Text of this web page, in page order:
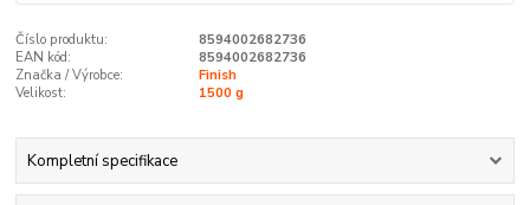
Číslo produktu:
8594002682736
EAN kód:
8594002682736
Značka / Výrobce:
Finish
Velikost:
1500 g
Kompletní specifikace